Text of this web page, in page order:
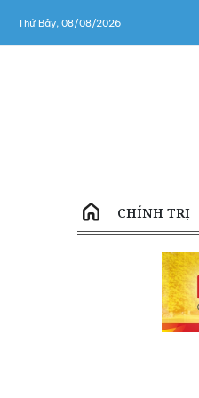
Thứ Bảy, 08/08/2026
CHÍNH TRỊ